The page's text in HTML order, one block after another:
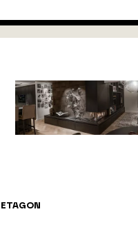
ETAGON